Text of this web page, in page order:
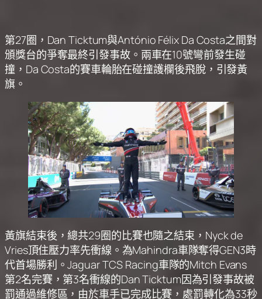
第27圈，Dan Ticktum與António Félix Da Costa之間對
頒獎台的爭奪最終引發事故。兩車在10號彎前發生碰
撞，Da Costa的賽車輪胎在碰撞護欄後飛脫，引發黃
旗。
黃旗結束後，總共29圈的比賽也隨之結束，Nyck de
Vries頂住壓力率先衝線。為Mahindra車隊奪得GEN3時
代首場勝利。Jaguar TCS Racing車隊的Mitch Evans
第2名完賽，第3名衝線的Dan Ticktum因為引發事故被
罰通過維修區，由於車手已完成比賽，處罰轉化為33秒